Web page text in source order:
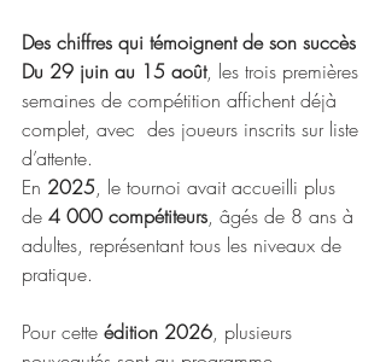
Des chiffres qui témoignent de son succès
Du 29 juin au 15 août, les trois premières
semaines de compétition affichent déjà
complet, avec  des joueurs inscrits sur liste
d’attente.
En 2025, le tournoi avait accueilli plus
de 4 000 compétiteurs, âgés de 8 ans à
adultes, représentant tous les niveaux de
pratique.
Pour cette édition 2026, plusieurs